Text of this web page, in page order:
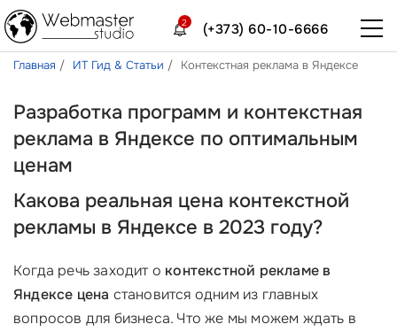
(+373) 60-10-6666
2
Главная ИТ Гид & Статьи Контекстная реклама в Яндексе
Разработка программ и контекстная
реклама в Яндексе по оптимальным
ценам
Какова реальная цена контекстной
рекламы в Яндексе в 2023 году?
Когда речь заходит о контекстной рекламе в
Яндексе цена становится одним из главных
вопросов для бизнеса. Что же мы можем ждать в